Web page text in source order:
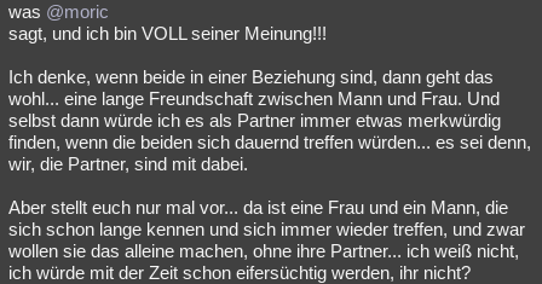
was @moric
sagt, und ich bin VOLL seiner Meinung!!!
Ich denke, wenn beide in einer Beziehung sind, dann geht das
wohl... eine lange Freundschaft zwischen Mann und Frau. Und
selbst dann würde ich es als Partner immer etwas merkwürdig
finden, wenn die beiden sich dauernd treffen würden... es sei denn,
wir, die Partner, sind mit dabei.
Aber stellt euch nur mal vor... da ist eine Frau und ein Mann, die
sich schon lange kennen und sich immer wieder treffen, und zwar
wollen sie das alleine machen, ohne ihre Partner... ich weiß nicht,
ich würde mit der Zeit schon eifersüchtig werden, ihr nicht?